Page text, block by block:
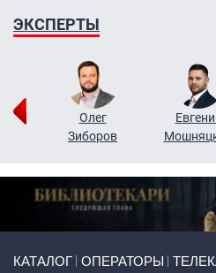
ЭКСПЕРТЫ
Олег
Зиборов
КАТАЛОГ ОПЕРАТОРЫ